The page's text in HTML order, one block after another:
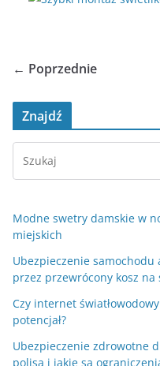
← Poprzednie
Znajdź
Modne swetry damskie w
miejskich
Ubezpieczenie samochodu
przez przewrócony kosz
Czy internet
potencjał?
Ubezpieczenie zdrowotne
polisa i jakie są